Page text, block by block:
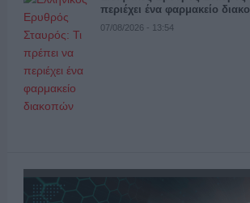
περιέχει ένα φαρμακείο
07/08/2026 - 13:54